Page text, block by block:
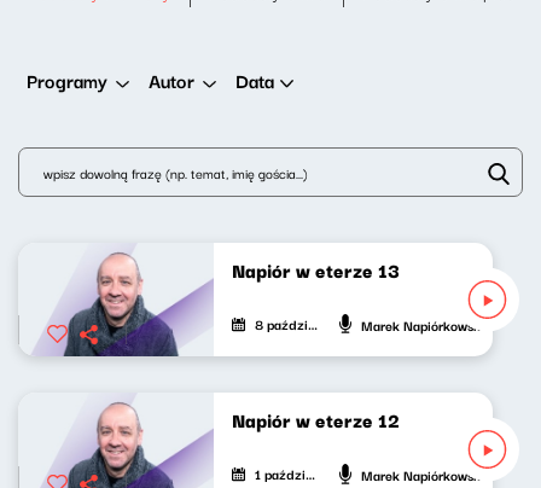
Programy Autor Data
Napiór w eterze 13
8 października 2020 Marek Napiórkowski
Napiór w eterze 12
1 października 2020 Marek Napiórkowski